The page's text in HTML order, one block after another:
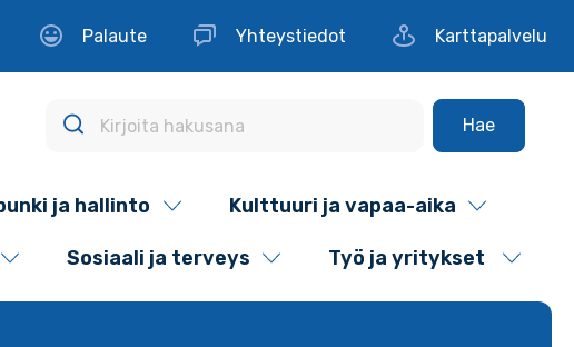
Palaute Yhteystiedot Karttapalvelu
Hae
ja hallinto Kulttuuri ja vapaa-aika
Sosiaali ja terveys Työ ja yritykset